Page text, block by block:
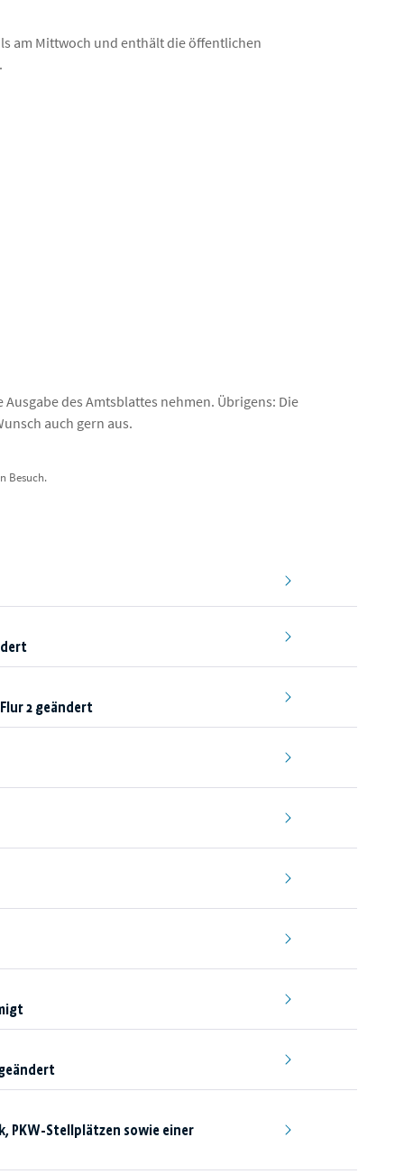
am Mittwoch und enthält die öffentlichen
des Amtsblattes nehmen. Übrigens: Die
auch gern aus.
Besuch.
2 geändert
PKW-Stellplätzen sowie einer